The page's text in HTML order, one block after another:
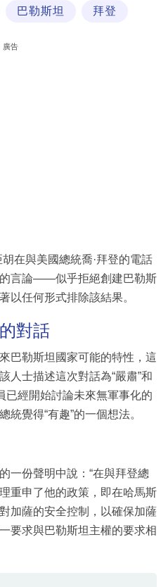
巴勒斯坦 拜登
廣告
在與美國總統喬·拜登的電話
言論——似乎拒絕創建巴勒斯
任何形式排除該結果。
對話
巴勒斯坦國家可能的特性，這
人士描述這次對話為“嚴肅”和
已經開始討論未來無軍事化的
統覺得“有趣”的一個想法。
一份聲明中說：“在與拜登總
重申了他的政策，即在哈馬斯
加薩的安全控制，以確保加薩
要求與巴勒斯坦主權的要求相